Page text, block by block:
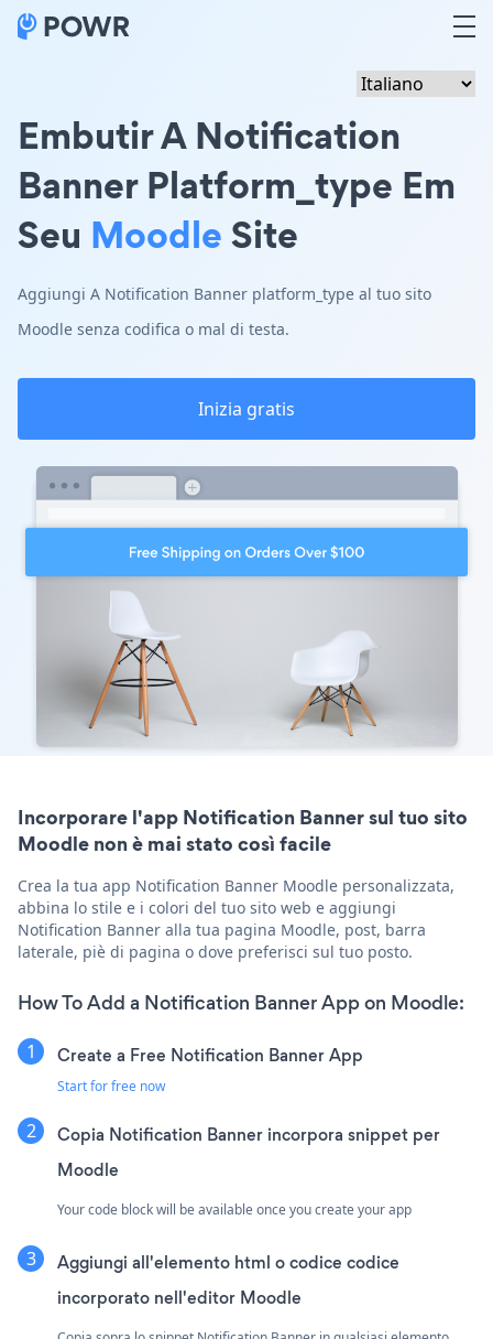
Embutir A Notification
Banner Platform_type Em
Seu MoodleSite
Aggiungi A Notification Banner platform_type al tuo sito
Moodle senza codifica o mal di testa.
Inizia gratis
Incorporare l'app Notification Banner sul tuo sito
Moodle non è mai stato così facile
Crea la tua app Notification Banner Moodle personalizzata,
abbina lo stile e i colori del tuo sito web e aggiungi
Notification Banner alla tua pagina Moodle, post, barra
laterale, piè di pagina o dove preferisci sul tuo posto.
How To Add a Notification Banner App on Moodle:
Create a Free Notification Banner App
Start for free now
Copia Notification Banner incorpora snippet per
Moodle
Your code block will be available once you create your app
Aggiungi all'elemento html o codice codice
incorporato nell'editor Moodle